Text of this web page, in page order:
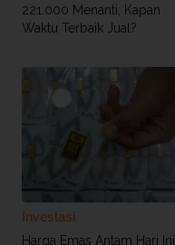
221.000 Menanti, Kapan
Waktu Terbaik Jual?
Investasi
Harga Emas Antam Hari Ini